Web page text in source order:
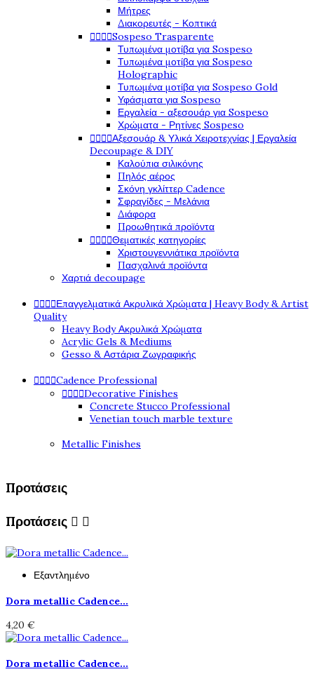
Μήτρες
Διακορευτές - Κοπτικά
Sospeso Trasparente
Τυπωμένα μοτίβα για Sospeso
Τυπωμένα μοτίβα για Sospeso
Holographic
Τυπωμένα μοτίβα για Sospeso Gold
Υφάσματα για Sospeso
Εργαλεία - αξεσουάρ για Sospeso
Χρώματα - Ρητίνες Sospeso
Αξεσουάρ & Υλικά Χειροτεχνίας | Εργαλεία
Decoupage & DIY
Καλούπια σιλικόνης
Πηλός αέρος
Σκόνη γκλίττερ Cadence
Σφραγίδες - Μελάνια
Διάφορα
Προωθητικά προϊόντα
Θεματικές κατηγορίες
Χριστουγεννιάτικα προϊόντα
Πασχαλινά προϊόντα
Χαρτιά decoupage
Επαγγελματικά Ακρυλικά Χρώματα | Heavy Body & Artist
Quality
Heavy Body Ακρυλικά Χρώματα
Acrylic Gels & Mediums
Gesso & Αστάρια Ζωγραφικής
Cadence Professional
Decorative Finishes
Concrete Stucco Professional
Venetian touch marble texture
Metallic Finishes
Προτάσεις
Προτάσεις  
Εξαντλημένο
Dora metallic Cadence...
4,20 €
Dora metallic Cadence...